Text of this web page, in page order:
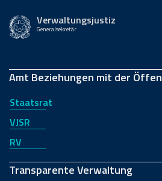
Verwaltungsjustiz
Generalsekretär
Amt Beziehungen mit der
Staatsrat
VJSR
RV
Transparente Verwaltung